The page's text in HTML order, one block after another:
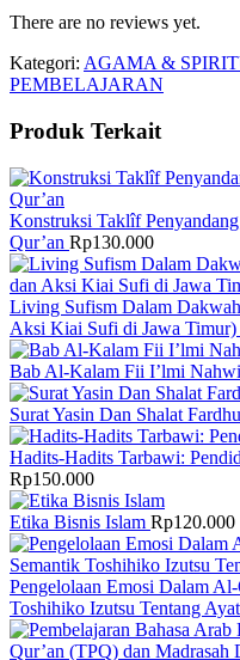
There are no reviews yet.
Kategori: AGAMA &
PEMBELAJARAN
Produk Terkait
Konstruksi Taklîf
Qur’an Rp130.000
Living Sufism Dalam
Aksi Kiai Sufi di Jawa Timur)
Bab Al-Kalam Fii I’lmi Nahwi
Surat Yasin Dan Shalat Fardhu
Hadits-Hadits Tarbawi:
Rp150.000
Etika Bisnis Islam Rp120.000
Pengelolaan Emosi Dalam
Toshihiko Izutsu Tentang